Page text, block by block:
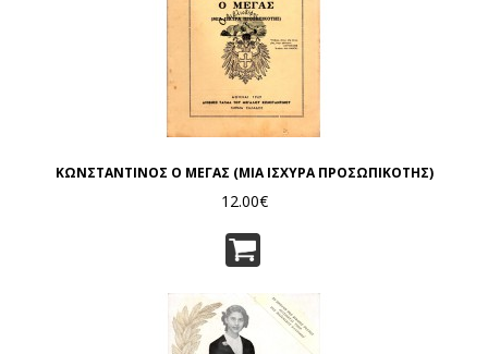
ΚΩΝΣΤΑΝΤΙΝΟΣ Ο ΜΕΓΑΣ (ΜΙΑ ΙΣΧΥΡΑ ΠΡΟΣΩΠΙΚΟΤΗΣ)
12.00€